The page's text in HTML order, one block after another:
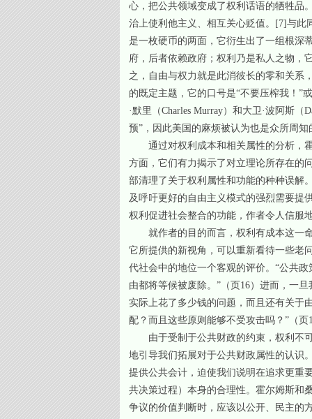
心，把公共领域变成了权利话语的牺牲品
治上使利他主义、相互关心贬值。
[7]与此
是一枚硬币的两面，它衍生出了一组根深
府，后者依赖政府；权利乃是私人之物，
之，自由与权力就是此消彼长的零和关系
的既定主题，它的口号是“不要压榨我！”
·默里（Charles Murray）和大卫·波阿斯
预”，因此美国的麻烦被认为也是众所周
通过对权利成本和相关属性的分析，
方面，它们有力揭示了对立理论所存在的
部清理了关于权利属性和功能的种种误解
及呼吁更好的自由主义模式的强烈需要提
权利促进社会整合的功能，作者令人信服
就作者的目的而言，权利有成本这一
它所提供的新视角，可以重新看待一些老
代社会中的地位一个客观的评价。“公共
由都将等候被废除。”（页16）进而，一
实际上花了多少钱的问题，而且还有关于
配？而且这些原则能够不受攻击吗？”（页
由于受制于公共财政的约束，权利不
地引导我们拓展对于公共财政属性的认识
提供公共会计，迫使我们说明在追求更重
共决策过程）本身的合理性。霍尔姆斯和
争议的价值判断时，应该以公开、民主